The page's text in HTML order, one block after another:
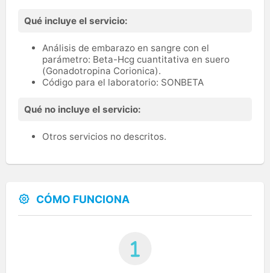
Qué incluye el servicio:
Análisis de embarazo en sangre con el
parámetro: Beta-Hcg cuantitativa en suero
(Gonadotropina Corionica).
Código para el laboratorio: SONBETA
Qué no incluye el servicio:
Otros servicios no descritos.
CÓMO FUNCIONA